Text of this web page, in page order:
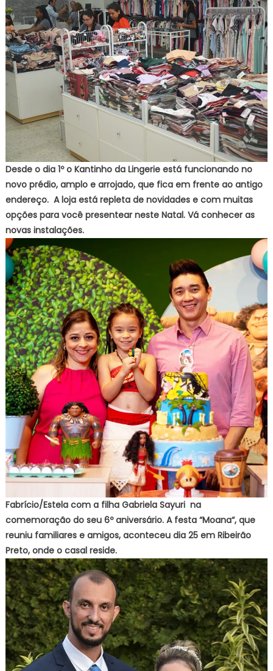
Desde o dia 1º o Kantinho da Lingerie está funcionando no
novo prédio, amplo e arrojado, que fica em frente ao antigo
endereço. A loja está repleta de novidades e com muitas
opções para você presentear neste Natal. Vá conhecer as
novas instalações.
Fabrício/Estela com a filha Gabriela Sayuri na
comemoração do seu 6º aniversário. A festa “Moana“, que
reuniu familiares e amigos, aconteceu dia 25 em Ribeirão
Preto, onde o casal reside.